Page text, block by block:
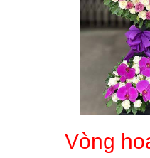
Vòng